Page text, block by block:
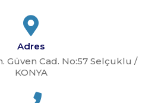
Adres
Güven Cad. No:57 Selçuklu /
KONYA